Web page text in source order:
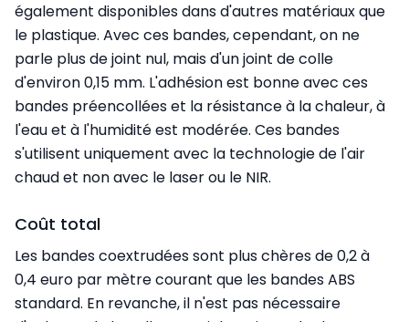
également disponibles dans d'autres matériaux que
le plastique. Avec ces bandes, cependant, on ne
parle plus de joint nul, mais d'un joint de colle
d'environ 0,15 mm. L'adhésion est bonne avec ces
bandes préencollées et la résistance à la chaleur, à
l'eau et à l'humidité est modérée. Ces bandes
s'utilisent uniquement avec la technologie de l'air
chaud et non avec le laser ou le NIR.
Coût total
Les bandes coextrudées sont plus chères de 0,2 à
0,4 euro par mètre courant que les bandes ABS
standard. En revanche, il n'est pas nécessaire